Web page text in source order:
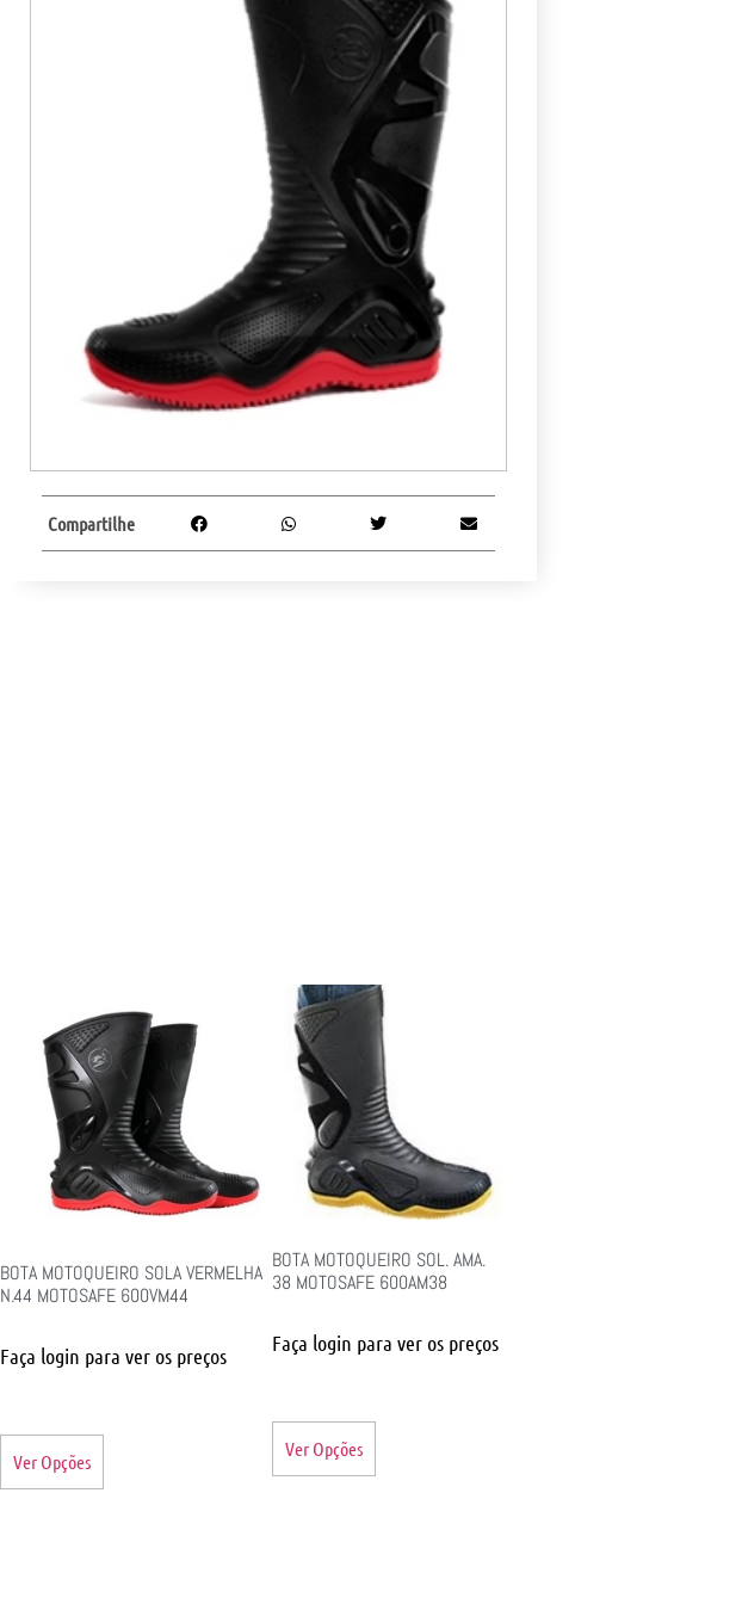
Compartilhe
BOTA MOTOQUEIRO SOLA VERMELHA
N.44 MOTOSAFE 600VM44
Faça login para ver os preços
Ver Opções
BOTA MOTOQUEIRO SOL. AMA.
38 MOTOSAFE 600AM38
Faça login para ver os preços
Ver Opções